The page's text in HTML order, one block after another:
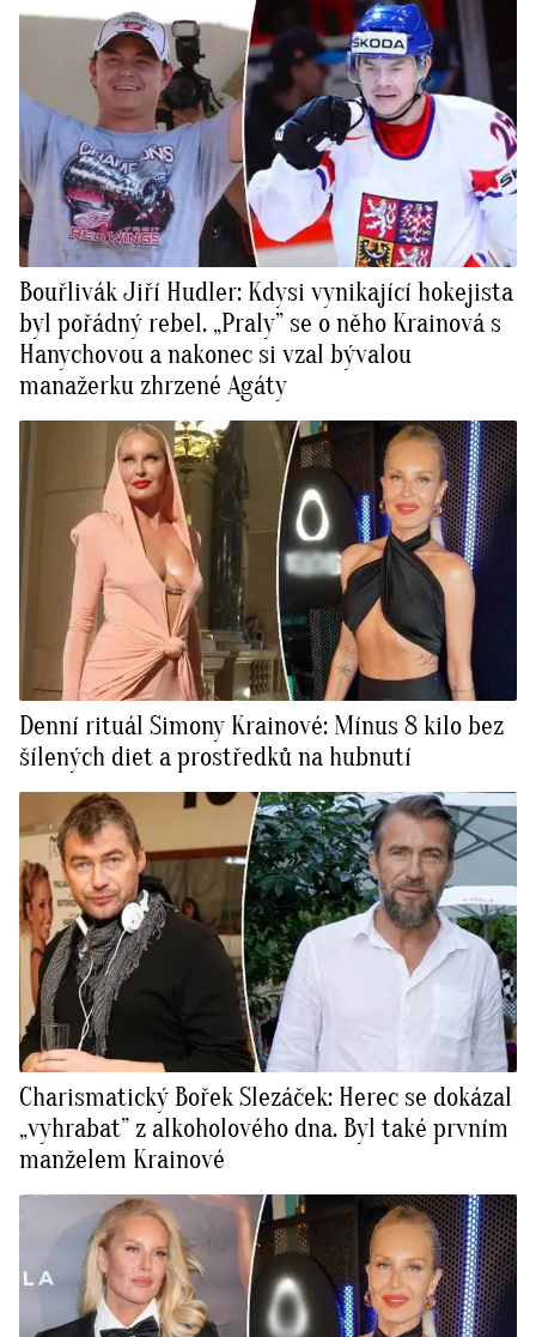
Bouřlivák Jiří Hudler: Kdysi vynikající hokejista
byl pořádný rebel. „Praly” se o něho Krainová s
Hanychovou a nakonec si vzal bývalou
manažerku zhrzené Agáty
Denní rituál Simony Krainové: Mínus 8 kilo bez
šílených diet a prostředků na hubnutí
Charismatický Bořek Slezáček: Herec se dokázal
„vyhrabat” z alkoholového dna. Byl také prvním
manželem Krainové